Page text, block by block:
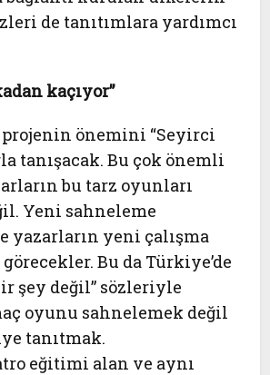
de tanıtımlara yardımcı
kaçıyor”
önemini “Seyirci
tanışacak. Bu çok önemli
bu tarz oyunları
Yeni sahneleme
yeni çalışma
Bu da Türkiye’de
şey değil” sözleriyle
oyunu sahnelemek değil
tanıtmak.
eğitimi alan ve aynı